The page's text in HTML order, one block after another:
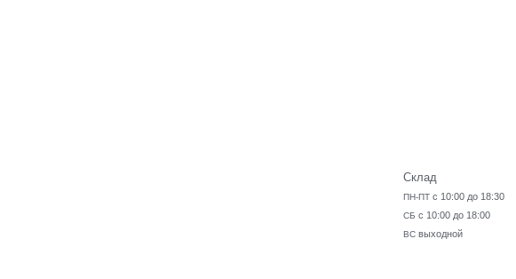
Склад
ПН-ПТ с 10:00 до 18:30
СБ с 10:00 до 18:00
ВС выходной